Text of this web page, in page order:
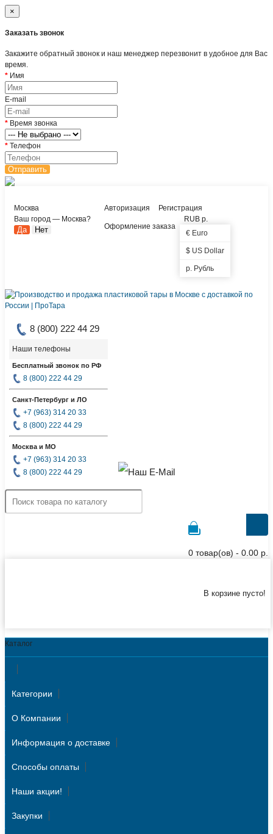
×
Заказать звонок
Закажите обратный звонок и наш менеджер перезвонит в удобное для Вас
время.
Имя
E-mail
Время звонка
Телефон
Отправить
Москва
Ваш город — Москва?
Авторизация Регистрация
Оформление заказа
RUB р.
€ Euro
$ US Dollar
р. Рубль
8 (800) 222 44 29
Наши телефоны
Бесплатный звонок по РФ
8 (800) 222 44 29
Санкт-Петербург и ЛО
+7 (963) 314 20 33
8 (800) 222 44 29
Москва и МО
+7 (963) 314 20 33
8 (800) 222 44 29
0 товар(ов) - 0.00 р.
В корзине пусто!
Каталог
Категории
О Компании
Информация о доставке
Способы оплаты
Наши акции!
Закупки